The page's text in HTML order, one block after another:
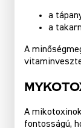
a
a
A
A
fontosságú,